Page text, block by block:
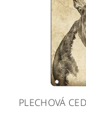
PLECHOVÁ